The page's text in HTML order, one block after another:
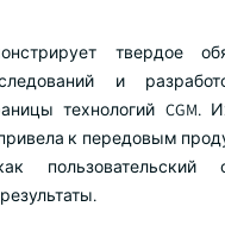
твердое
и
технологий CGM.
к передовым